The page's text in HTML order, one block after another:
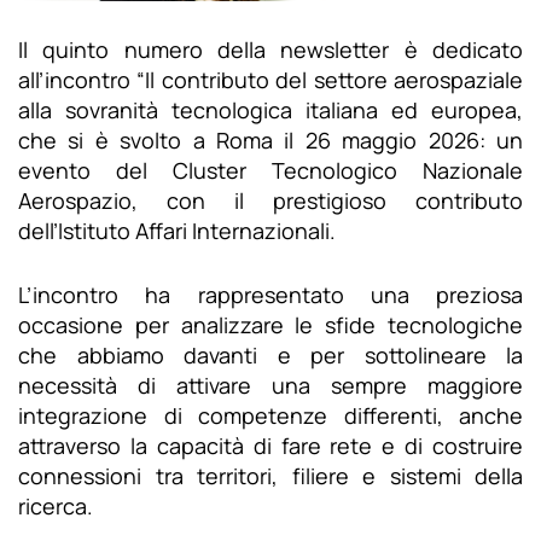
Il quinto numero della newsletter è dedicato
all’incontro “Il contributo del settore aerospaziale
alla sovranità tecnologica italiana ed europea,
che si è svolto a Roma il 26 maggio 2026: un
evento del Cluster Tecnologico Nazionale
Aerospazio, con il prestigioso contributo
dell’Istituto Affari Internazionali.
L’incontro ha rappresentato una preziosa
occasione per analizzare le sfide tecnologiche
che abbiamo davanti e per sottolineare la
necessità di attivare una sempre maggiore
integrazione di competenze differenti, anche
attraverso la capacità di fare rete e di costruire
connessioni tra territori, filiere e sistemi della
ricerca.